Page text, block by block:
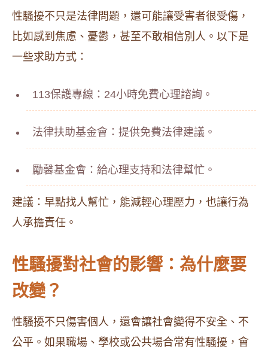
性騷擾不只是法律問題，還可能讓受害者很受傷，
比如感到焦慮、憂鬱，甚至不敢相信別人。以下是
一些求助方式：
113保護專線：24小時免費心理諮詢。
法律扶助基金會：提供免費法律建議。
勵馨基金會：給心理支持和法律幫忙。
建議：早點找人幫忙，能減輕心理壓力，也讓行為
人承擔責任。
性騷擾對社會的影響：為什麼要
改變？
性騷擾不只傷害個人，還會讓社會變得不安全、不
公平。如果職場、學校或公共場合常有性騷擾，會